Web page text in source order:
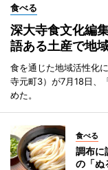
食べる
深大寺食文化編
語ある土産で地
食を通じた地域活性化
寺元町3）が7月18日、
めた。
食べる
調布に
の「ぬ